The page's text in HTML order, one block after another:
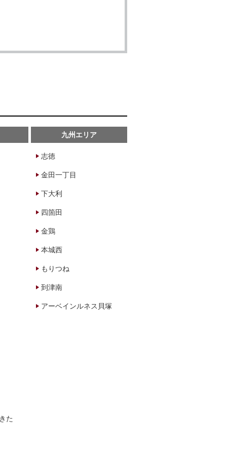
た
九州エリア
志徳
金田一丁目
下大利
四箇田
金鶏
本城西
もりつね
到津南
アーベインルネス貝塚